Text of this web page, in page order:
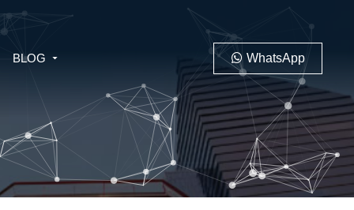
BLOG
PENAL
LABORAL
WhatsApp